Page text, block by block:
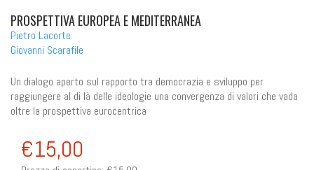
PROSPETTIVA EUROPEA E MEDITERRANEA
Pietro Lacorte
Giovanni Scarafile
Un dialogo aperto sul rapporto tra democrazia e sviluppo per
raggiungere al di là delle ideologie una convergenza di valori che vada
oltre la prospettiva eurocentrica
€15,00